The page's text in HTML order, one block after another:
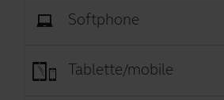
Softphone
Tablette/mobile